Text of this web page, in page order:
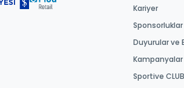
Kariyer
Sponsorluklar
Duyurular ve
Kampanyalar
Sportive CLUB